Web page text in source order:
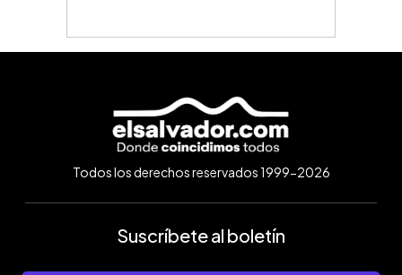
Todos los derechos reservados 1999-2026
Suscríbete al boletín